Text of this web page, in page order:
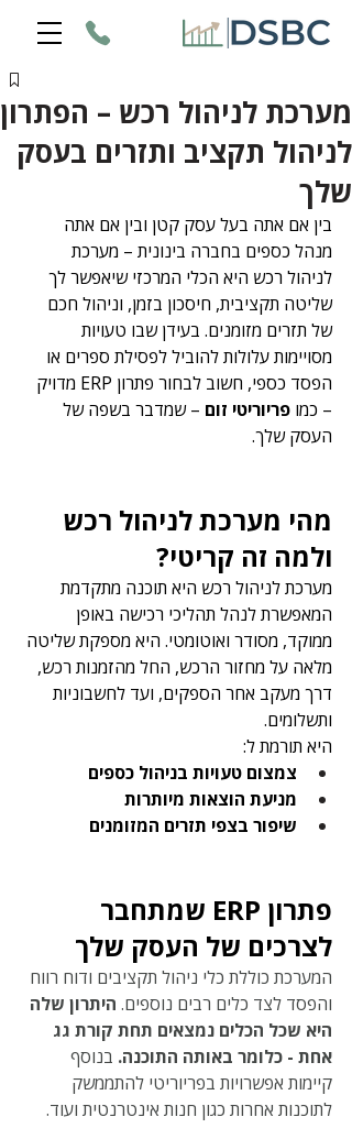
מערכת לניהול רכש – הפתרון
לניהול תקציב ותזרים בעסק
שלך
בין אם אתה בעל עסק קטן ובין אם אתה
מנהל כספים בחברה בינונית – מערכת
לניהול רכש היא הכלי המרכזי שיאפשר לך
שליטה תקציבית, חיסכון בזמן, וניהול חכם
של תזרים מזומנים. בעידן שבו טעויות
מסויימות עלולות להוביל לפסילת ספרים או
הפסד כספי, חשוב לבחור פתרון ERP מדויק
– כמו פריוריטי זום – שמדבר בשפה של
העסק שלך.
מהי מערכת לניהול רכש
ולמה זה קריטי?
מערכת לניהול רכש היא תוכנה מתקדמת
המאפשרת לנהל תהליכי רכישה באופן
ממוקד, מסודר ואוטומטי. היא מספקת שליטה
מלאה על מחזור הרכש, החל מהזמנות רכש,
דרך מעקב אחר הספקים, ועד לחשבוניות
ותשלומים.
היא תורמת ל:
צמצום טעויות בניהול כספים
מניעת הוצאות מיותרות
שיפור בצפי תזרים המזומנים
פתרון ERP שמתחבר
לצרכים של העסק שלך
המערכת כוללת כלי ניהול תקציבים ודוח רווח
והפסד לצד כלים רבים נוספים. היתרון שלה
היא שכל הכלים נמצאים תחת קורת גג
אחת - כלומר באותה התוכנה. בנוסף
קיימות אפשרויות בפריוריטי להתממשק
לתוכנות אחרות כגון חנות אינטרנטית ועוד.